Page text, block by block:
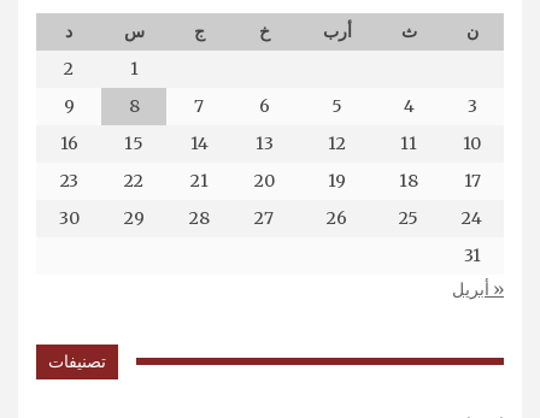
ن ث أرب خ ج س
د
1
2
3
4
5
6
7
8
9
10
11
12
13
14
15
16
17
18
19
20
21
22
23
24
25
26
27
28
29
30
31
« أبريل
تصنيفات